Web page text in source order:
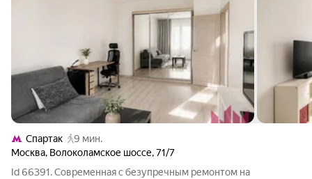
Спартак
9 мин.
Москва, Волоколамское шоссе,71/7
Id 66391. Современная с безупречным ремонтом на